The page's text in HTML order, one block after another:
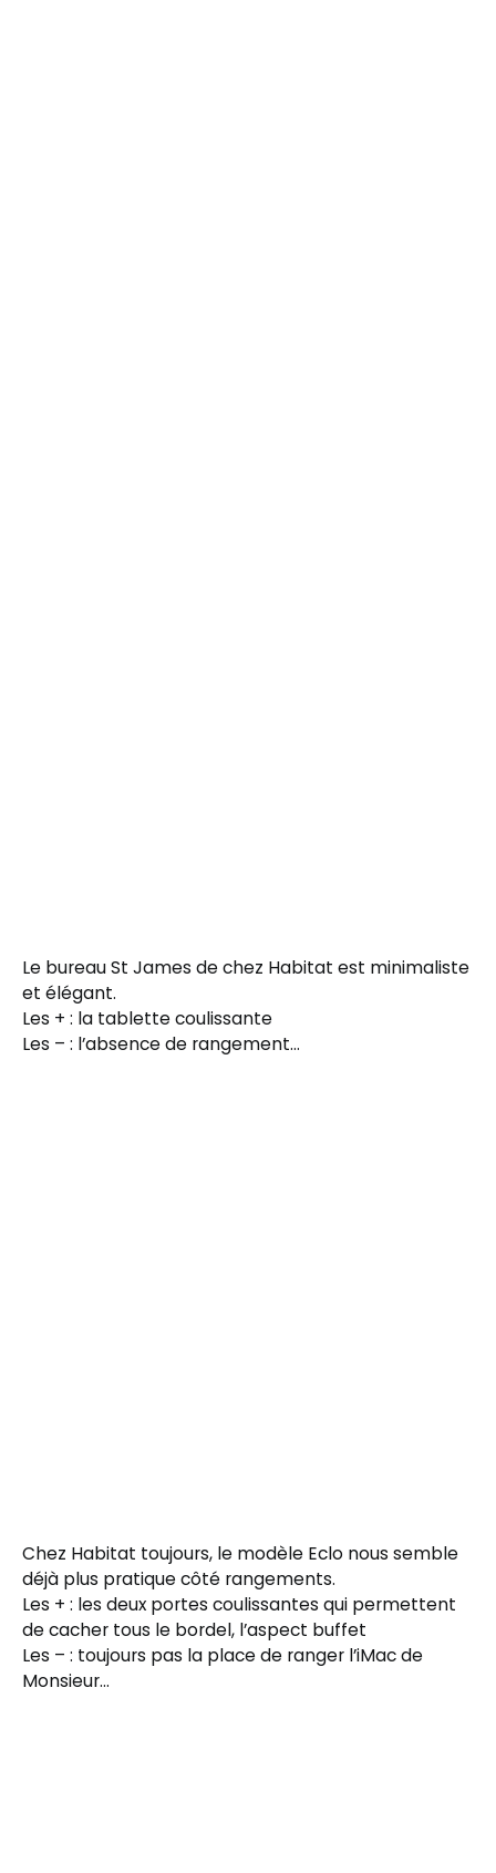
Le bureau St James de chez Habitat est minimaliste
et élégant.
Les + : la tablette coulissante
Les – : l’absence de rangement…
Chez Habitat toujours, le modèle Eclo nous semble
déjà plus pratique côté rangements.
Les + : les deux portes coulissantes qui permettent
de cacher tous le bordel, l’aspect buffet
Les – : toujours pas la place de ranger l’iMac de
Monsieur…